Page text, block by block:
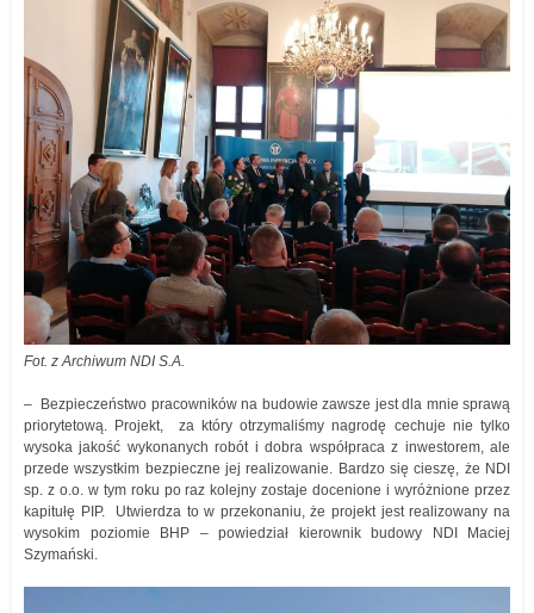
Fot. z Archiwum NDI S.A.
– Bezpieczeństwo pracowników na budowie zawsze jest dla mnie sprawą
priorytetową. Projekt, za który otrzymaliśmy nagrodę cechuje nie tylko
wysoka jakość wykonanych robót i dobra współpraca z inwestorem, ale
przede wszystkim bezpieczne jej realizowanie. Bardzo się cieszę, że NDI
sp. z o.o. w tym roku po raz kolejny zostaje docenione i wyróżnione przez
kapitułę PIP. Utwierdza to w przekonaniu, że projekt jest realizowany na
wysokim poziomie BHP – powiedział kierownik budowy NDI Maciej
Szymański.